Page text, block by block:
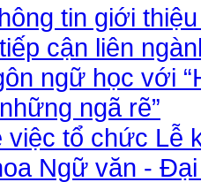
tin giới
cận liên
ngữ học với
ngã rẽ”
việc tổ chức Lễ
Ngữ văn -